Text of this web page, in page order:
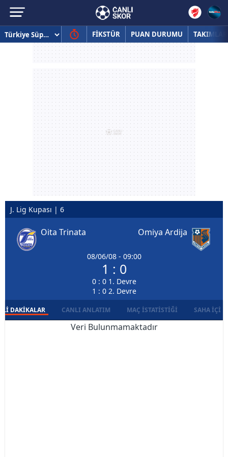
FİKSTÜR PUAN DURUMU TAKIMLAR
J. Lig Kupası | 6
Oita Trinata
08/06/08 - 09:00
1 : 0
0 : 0 1. Devre
1 : 0 2. Devre
Omiya Ardija
DAKIKALAR CANLI ANLATIM MAÇ İSTATISTIĞI SAHA İÇI
Veri Bulunmamaktadır